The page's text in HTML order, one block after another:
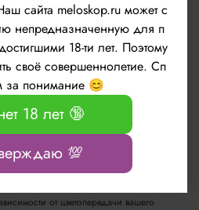
упаковки может быть изменён
на данном сайте. Т.к.
и без дополнительных уведомлений
или флакона. Это не оказывает
товара.
пленка или картонная упаковка,
от цветопередачи вашего
сайта meloskop.ru может с
непредназначенную для п
18-ти лет. Поэтому
своё совершеннолетие. Сп
за понимание 😊
18 лет 🔞
💯